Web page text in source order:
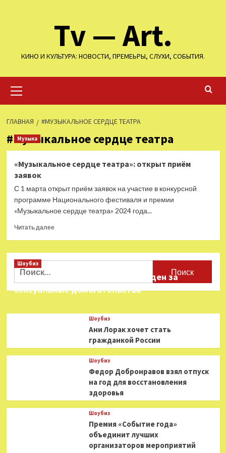
Tv — Art.
КИНО И КУЛЬТУРА: НОВОСТИ, ПРЕМЕЬРЫ, СЛУХИ, СОБЫТИЯ.
меню
ГЛАВНАЯ #МУЗЫКАЛЬНОЕ СЕРДЦЕ ТЕАТРА
#Музыкальное сердце театра
Музыка
«Музыкальное сердце театра»: открыт приём
заявок
С 1 марта открыт приём заявок на участие в конкурсной
программе Национального фестиваля и премии
«Музыкальное сердце театра» 2024 года...
Читать далееПрочитать
«Музыкальное
открыт
приём
Найти:
Шоубиз
Звезда «Игры в кальмара» осужден за
сексуальные домогательства
Шоубиз
Ани Лорак хочет стать
гражданкой России
Шоубиз
Федор Добронравов взял отпуск
на год для восстановления
здоровья
Шоубиз
Премия «Событие года»
объединит лучших
организаторов мероприятий